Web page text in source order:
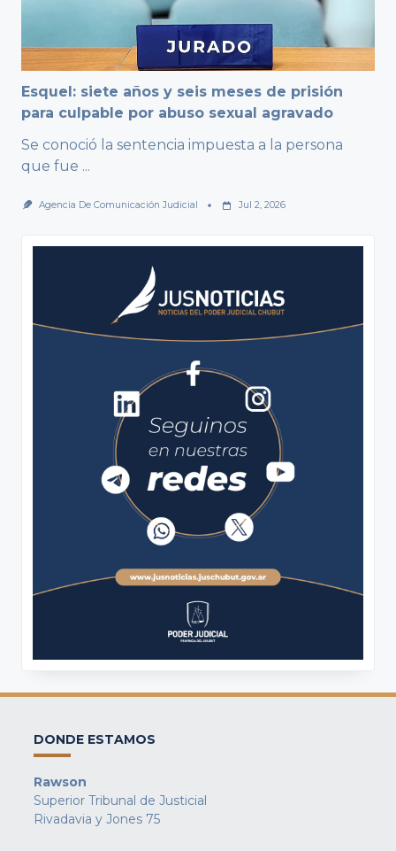
Esquel: siete años y seis meses de prisión
para culpable por abuso sexual agravado
Se conoció la sentencia impuesta a la persona
que fue ...
Agencia De Comunicación Judicial Jul 2, 2026
DONDE ESTAMOS
Rawson
Superior Tribunal de Justicial
Rivadavia y Jones 75